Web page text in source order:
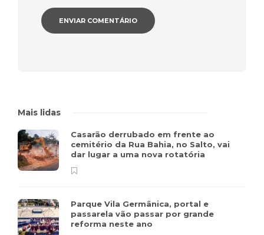
Mais lidas
Casarão derrubado em frente ao
cemitério da Rua Bahia, no Salto, vai
dar lugar a uma nova rotatória
Parque Vila Germânica, portal e
passarela vão passar por grande
reforma neste ano